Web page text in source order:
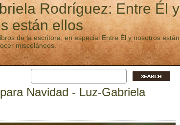
Rodríguez: Entre Él y
están ellos
de la escritora, en especial Entre Él y nosotros están
misceláneos.
Navidad - Luz-Gabriela